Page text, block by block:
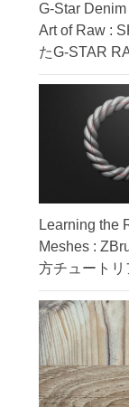
G-Star
Art of Raw :
たG-STAR
Learning the
Meshes :
方チュートリ